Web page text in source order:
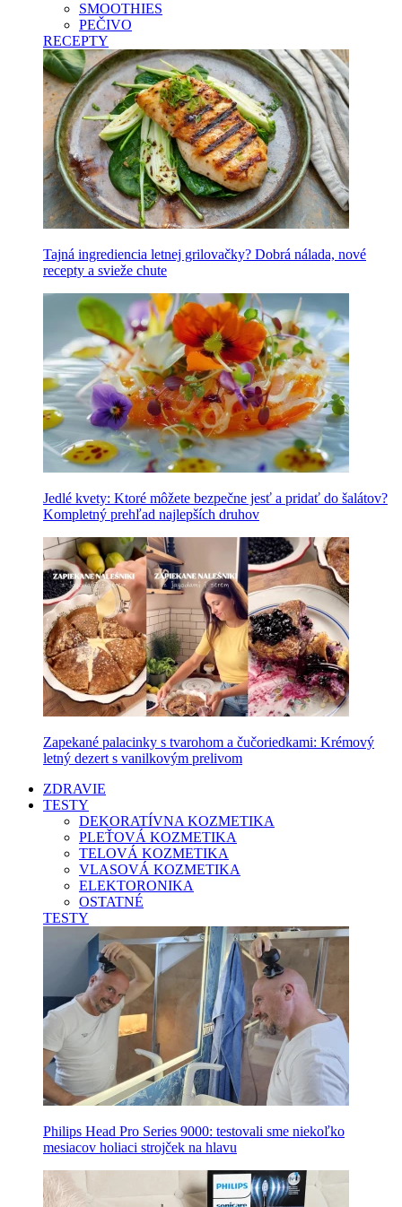
SMOOTHIES
PEČIVO
RECEPTY
Tajná ingrediencia letnej grilovačky? Dobrá nálada, nové
recepty a svieže chute
Jedlé kvety: Ktoré môžete bezpečne jesť a pridať do šalátov?
Kompletný prehľad najlepších druhov
Zapekané palacinky s tvarohom a čučoriedkami: Krémový
letný dezert s vanilkovým prelivom
ZDRAVIE
TESTY
DEKORATÍVNA KOZMETIKA
PLEŤOVÁ KOZMETIKA
TELOVÁ KOZMETIKA
VLASOVÁ KOZMETIKA
ELEKTORONIKA
OSTATNÉ
TESTY
Philips Head Pro Series 9000: testovali sme niekoľko
mesiacov holiaci strojček na hlavu